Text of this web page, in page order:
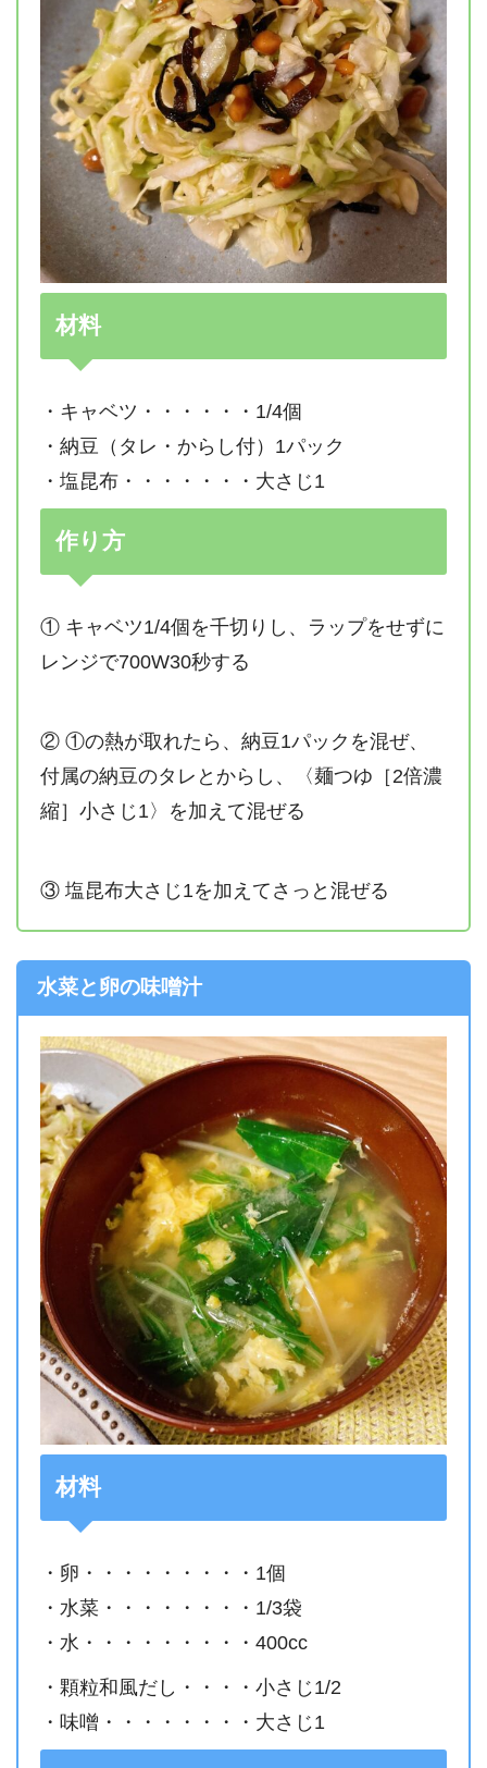
材料
・キャベツ・・・・・・1/4個
・納豆（タレ・からし付）1パック
・塩昆布・・・・・・・大さじ1
作り方
① キャベツ1/4個を千切りし、ラップをせずに
レンジで700W30秒する
② ①の熱が取れたら、納豆1パックを混ぜ、
付属の納豆のタレとからし、〈麺つゆ［2倍濃
縮］小さじ1〉を加えて混ぜる
③ 塩昆布大さじ1を加えてさっと混ぜる
水菜と卵の味噌汁
材料
・卵・・・・・・・・・1個
・水菜・・・・・・・・1/3袋
・水・・・・・・・・・400cc
・顆粒和風だし・・・・小さじ1/2
・味噌・・・・・・・・大さじ1